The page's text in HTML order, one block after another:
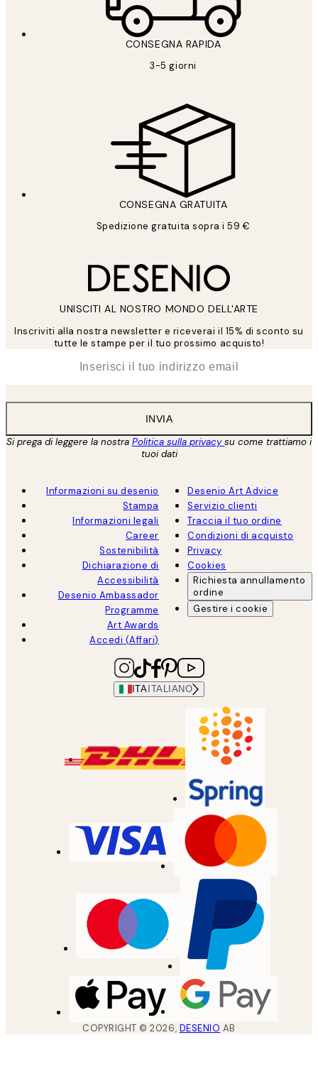
CONSEGNA RAPIDA
3-5 giorni
CONSEGNA GRATUITA
Spedizione gratuita sopra i 59 €
UNISCITI AL NOSTRO MONDO DELL'ARTE
Inscriviti alla nostra newsletter e riceverai il 15% di sconto su
tutte le stampe per il tuo prossimo acquisto!
INVIA
Si prega di leggere la nostra Politica sulla privacysu come trattiamo i
tuoi dati
Informazioni su desenio
Stampa
Informazioni legali
Career
Sostenibilità
Dichiarazione di
Accessibilità
Desenio Ambassador
Programme
Art Awards
Accedi (Affari)
Desenio Art Advice
Servizio clienti
Traccia il tuo ordine
Condizioni di acquisto
Privacy
Cookies
Richiesta annullamento
ordine
Gestire i cookie
ITA ITALIANO
COPYRIGHT ©2026, DESENIO AB